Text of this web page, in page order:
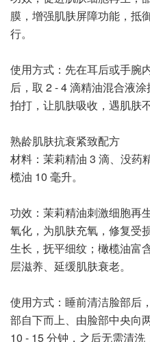
膜，增强肌肤屏障功能，抵
行。
使用方式：先在耳后或手腕
后，取 2 - 4 滴精油混合液涂
拍打，让肌肤吸收，遇肌肤
熟龄肌肤抗衰紧致配方
材料：茉莉精油 3 滴、没药
榄油 10 毫升。
功效：茉莉精油刺激细胞再
氧化，为肌肤充氧，修复受
生长，抚平细纹；橄榄油富
层滋养、延缓肌肤衰老。
使用方式：睡前清洁脸部后
部自下而上、由脸部中央向
10 - 15 分钟，之后无需清